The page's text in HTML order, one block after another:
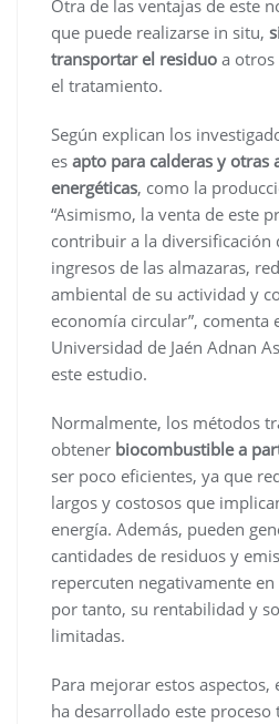
Otra de las ventajas de este
que puede realizarse in situ,
transportar el residuo a otros
el tratamiento.
Según explican los
es apto para calderas y otras
energéticas, como la
“Asimismo, la venta de este
contribuir a la diversificación
ingresos de las almazaras,
ambiental de su actividad y
economía circular”, comenta
Universidad de Jaén Adnan
este estudio.
Normalmente, los métodos
obtener biocombustible a
ser poco eficientes, ya que
largos y costosos que
energía. Además, pueden
cantidades de residuos y
repercuten negativamente
por tanto, su rentabilidad y
limitadas.
Para mejorar estos
ha desarrollado este proceso